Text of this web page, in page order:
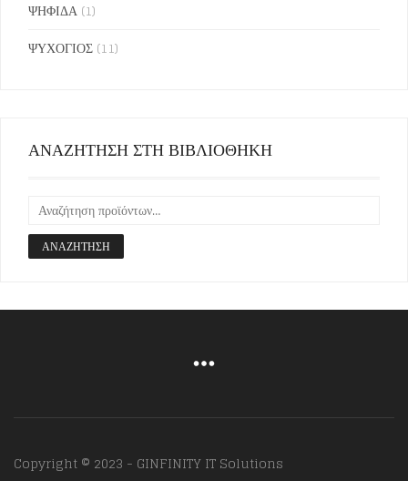
ΨΗΦΙΔΑ (1)
ΨΥΧΟΓΙΟΣ (11)
ΑΝΑΖΗΤΗΣΗ ΣΤΗ ΒΙΒΛΙΟΘΗΚΗ
ΑΝΑΖΉΤΗΣΗ
Copyright © 2023 - GINFINITY IT Solutions